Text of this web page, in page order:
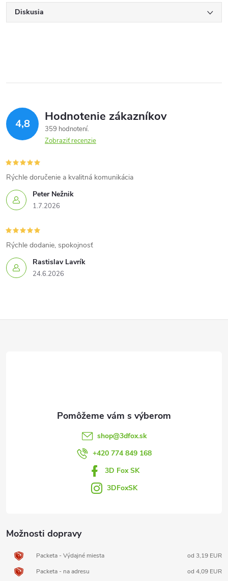
Diskusia
4,8 Hodnotenie zákazníkov
359 hodnotení
Zobraziť recenzie
Peter Nežnik
1.7.2026
Rýchle doručenie a kvalitná komunikácia
Rastislav Lavrík
24.6.2026
Rýchle dodanie, spokojnosť
Možnosti dopravy
Packeta - Výdajné miesta
od 3,19 EUR
Packeta - na adresu
od 4,09 EUR
shop@3dfox.sk
+420 774 849 168
3D Fox SK
3DFoxSK